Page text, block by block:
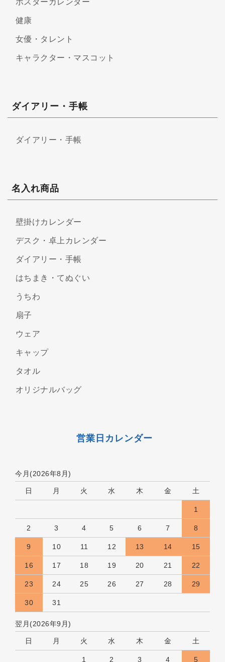
健康
女優・タレント
キャラクター・マスコット
ダイアリー・手帳
ダイアリー・手帳
名入れ商品
壁掛けカレンダー
デスク・卓上カレンダー
ダイアリー・手帳
はちまき・てぬぐい
うちわ
扇子
ウェア
キャップ
タオル
オリジナルバッグ
営業日カレンダー
今月(2026年8月)
日 月 火 水 木 金 土
1
2 3 4 5 6 7 8
9 10 11 12 13 14 15
16 17 18 19 20 21 22
23 24 25 26 27 28 29
30 31
翌月(2026年9月)
日 月 火 水 木 金 土
1 2 3 4 5